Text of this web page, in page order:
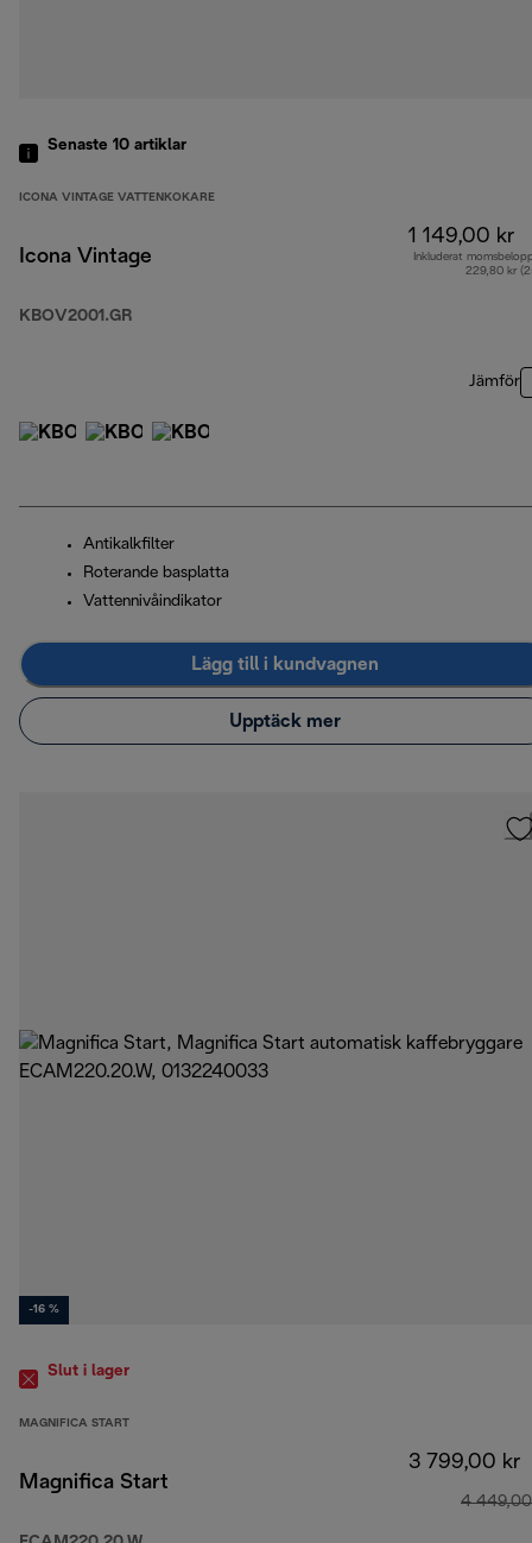
Senaste 10 artiklar
ICONA VINTAGE VATTENKOKARE
Icona Vintage
KBOV2001.GR
1 149,00 kr
Inkluderat
229,80 kr
Jämför
Antikalkfilter
Roterande basplatta
Vattennivåindikator
Lägg till i kundvagnen
Upptäck mer
-16 %
Slut i lager
MAGNIFICA START
Magnifica Start
3 799,00 kr
4